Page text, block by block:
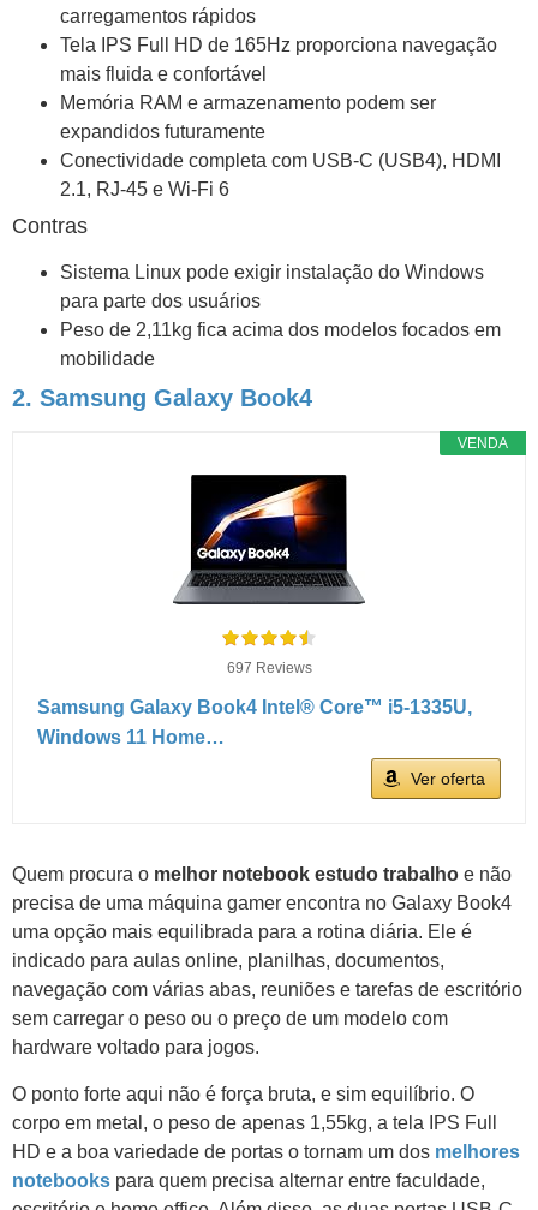
carregamentos rápidos
Tela IPS Full HD de 165Hz proporciona navegação
mais fluida e confortável
Memória RAM e armazenamento podem ser
expandidos futuramente
Conectividade completa com USB-C (USB4), HDMI
2.1, RJ-45 e Wi-Fi 6
Contras
Sistema Linux pode exigir instalação do Windows
para parte dos usuários
Peso de 2,11kg fica acima dos modelos focados em
mobilidade
2. Samsung Galaxy Book4
VENDA
697 Reviews
Samsung Galaxy Book4 Intel® Core™ i5-1335U,
Windows 11 Home…
Ver oferta
Quem procura o melhor notebook estudo trabalho e não
precisa de uma máquina gamer encontra no Galaxy Book4
uma opção mais equilibrada para a rotina diária. Ele é
indicado para aulas online, planilhas, documentos,
navegação com várias abas, reuniões e tarefas de escritório
sem carregar o peso ou o preço de um modelo com
hardware voltado para jogos.
O ponto forte aqui não é força bruta, e sim equilíbrio. O
corpo em metal, o peso de apenas 1,55kg, a tela IPS Full
HD e a boa variedade de portas o tornam um dos melhores
notebooks para quem precisa alternar entre faculdade,